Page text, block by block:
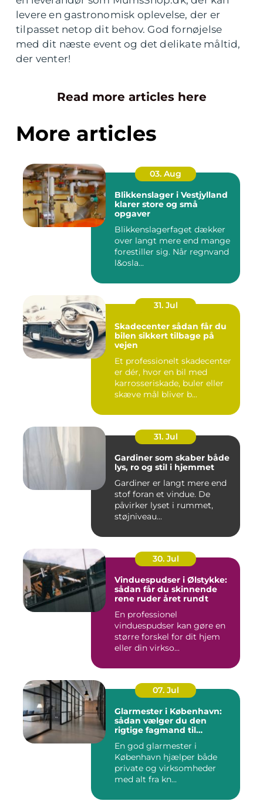
levere en gastronomisk oplevelse, der er
tilpasset netop dit behov. God fornøjelse
med dit næste event og det delikate måltid,
der venter!
Read more articles here
More articles
03. Aug
Blikkenslager i Vestjylland
klarer store og små
opgaver
Blikkenslagerfaget dækker
over langt mere end mange
forestiller sig. Når regnvand
l&osla...
31. Jul
Skadecenter sådan får du
bilen sikkert tilbage på
vejen
Et professionelt skadecenter
er dér, hvor en bil med
karrosseriskade, buler eller
skæve mål bliver b...
31. Jul
Gardiner som skaber både
lys, ro og stil i hjemmet
Gardiner er langt mere end
stof foran et vindue. De
påvirker lyset i rummet,
støjniveau...
30. Jul
Vinduespudser i Ølstykke:
sådan får du skinnende
rene ruder året rundt
En professionel
vinduespudser kan gøre en
større forskel for dit hjem
eller din virkso...
07. Jul
Glarmester i København:
sådan vælger du den
rigtige fagmand til
En god glarmester i
København hjælper både
private og virksomheder
med alt fra kn...